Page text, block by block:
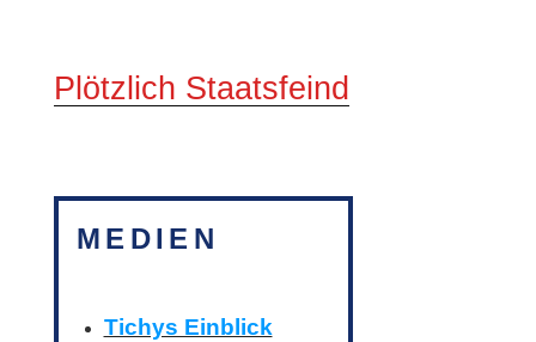
Plötzlich Staatsfeind
MEDIEN
Tichys Einblick